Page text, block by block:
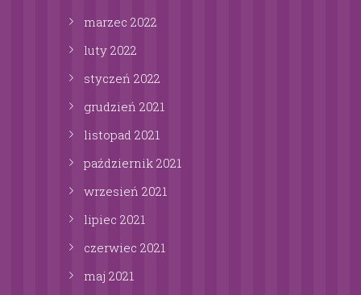
marzec 2022
luty 2022
styczeń 2022
grudzień 2021
listopad 2021
październik 2021
wrzesień 2021
lipiec 2021
czerwiec 2021
maj 2021